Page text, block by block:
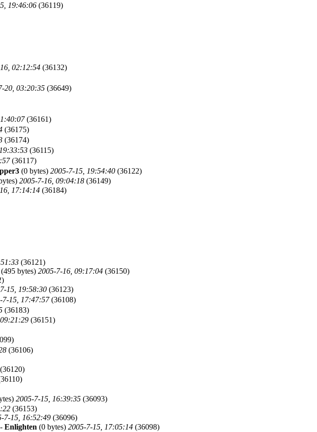
19:46:06 (36119)
02:12:54 (36132)
20, 03:20:35 (36649)
(36161)
(36175)
(36174)
(36115)
(36117)
(0 bytes) 2005-7-15, 19:54:40 (36122)
2005-7-16, 09:04:18 (36149)
17:14:14 (36184)
(36121)
bytes) 2005-7-16, 09:17:04 (36150)
15, 19:58:30 (36123)
7-15, 17:47:57(36108)
(36183)
(36151)
(36106)
(36120)
2005-7-15, 16:39:35 (36093)
(36153)
7-15, 16:52:49 (36096)
- Enlighten (0 bytes) 2005-7-15, 17:05:14 (36098)